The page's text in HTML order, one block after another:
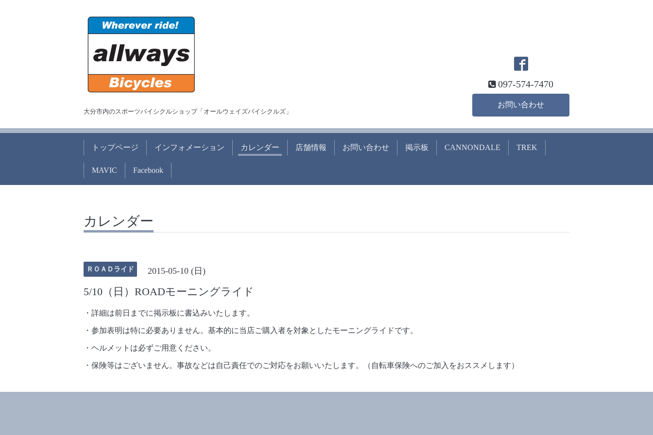
大分市内のスポーツバイシクルショップ「オールウェイズバイシクルズ」
097-574-7470
お問い合わせ
トップページ インフォメーション カレンダー 店舗情報 お問い合わせ 掲示板 CANNONDALE TREK
MAVIC Facebook
カレンダー
ＲＯＡＤライド 2015-05-10 (日)
5/10（日）ROADモーニングライド
・詳細は前日までに掲示板に書込みいたします。
・参加表明は特に必要ありません。基本的に当店ご購入者を対象としたモーニングライドです。
・ヘルメットは必ずご用意ください。
・保険等はございません。事故などは自己責任でのご対応をお願いいたします。（自転車保険へのご加入をおススメします）